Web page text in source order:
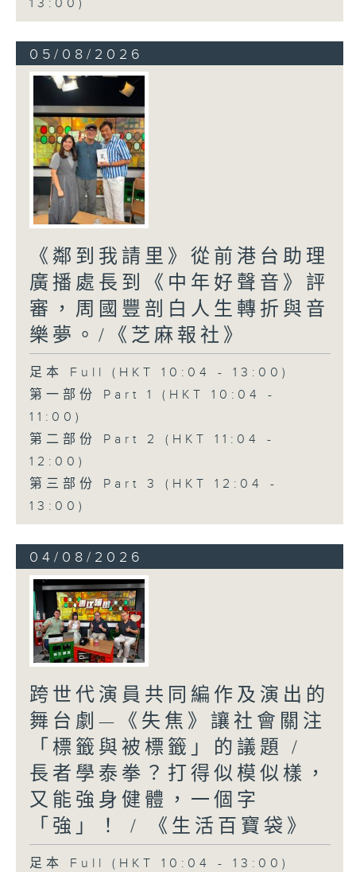
13:00)
05/08/2026
《鄰到我請里》從前港台助理
廣播處長到《中年好聲音》評
審，周國豐剖白人生轉折與音
樂夢。/《芝麻報社》
足本 Full (HKT 10:04 - 13:00)
第一部份 Part 1 (HKT 10:04 -
11:00)
第二部份 Part 2 (HKT 11:04 -
12:00)
第三部份 Part 3 (HKT 12:04 -
13:00)
04/08/2026
跨世代演員共同編作及演出的
舞台劇—《失焦》讓社會關注
「標籤與被標籤」的議題 /
長者學泰拳？打得似模似樣，
又能強身健體，一個字
「強」！ / 《生活百寶袋》
足本 Full (HKT 10:04 - 13:00)